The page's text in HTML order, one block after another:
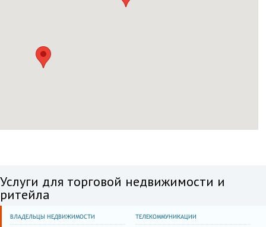
Услуги для торговой недвижимости и
ритейла
ВЛАДЕЛЬЦЫ НЕДВИЖИМОСТИ ТЕЛЕКОММУНИКАЦИИ